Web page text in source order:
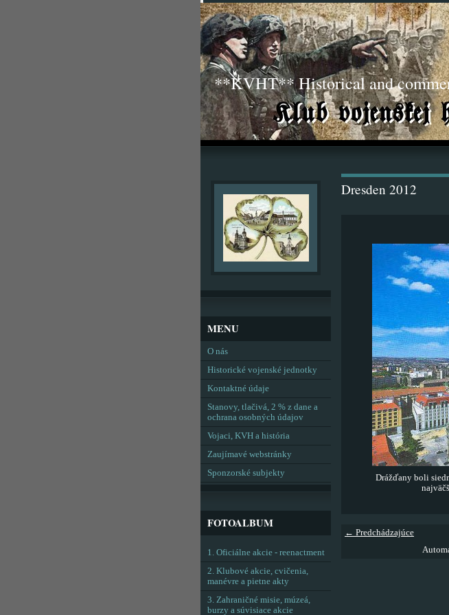
**KVHT** Historical and
Dresden 2012
Drážďany boli
← Predchádzajúce
MENU
O nás
Historické vojenské jednotky
Kontaktné údaje
Stanovy, tlačivá, 2 % z dane a
ochrana osobných údajov
Vojaci, KVH a história
Zaujímavé webstránky
Sponzorské subjekty
FOTOALBUM
1. Oficiálne akcie - reenactment
2. Klubové akcie, cvičenia,
manévre a pietne akty
3. Zahraničné misie, múzeá,
burzy a súvisiace akcie